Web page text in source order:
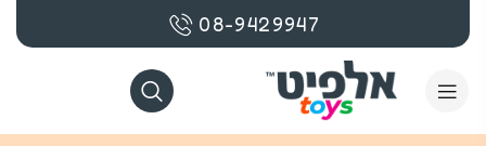
08-9429947